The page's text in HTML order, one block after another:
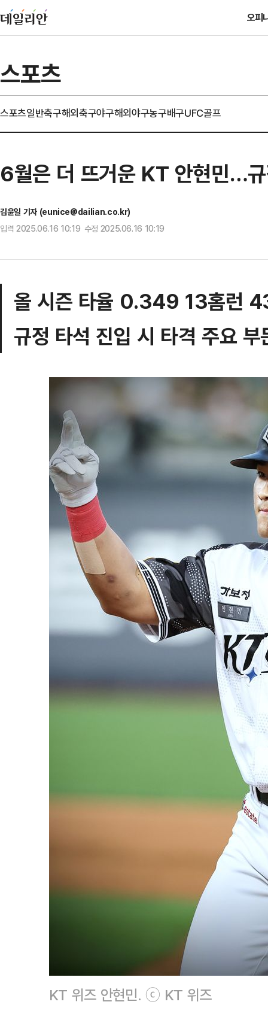
오피
스포츠
스포츠일반축구해외축구야구해외야구농구배구UFC골프
6월은 더 뜨거운 KT 안현민…
김윤일 기자 (eunice@dailian.co.kr)
입력 2025.06.16 10:19 수정 2025.06.16 10:19
올 시즌 타율 0.349 13홈런
규정 타석 진입 시 타격 주요 부
KT 위즈 안현민. ⓒ KT 위즈